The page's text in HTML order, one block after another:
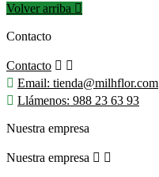
Volver arriba 
Contacto
Contacto  
 Email: tienda@milhflor.com
 Llámenos: 988 23 63 93
Nuestra empresa
Nuestra empresa  